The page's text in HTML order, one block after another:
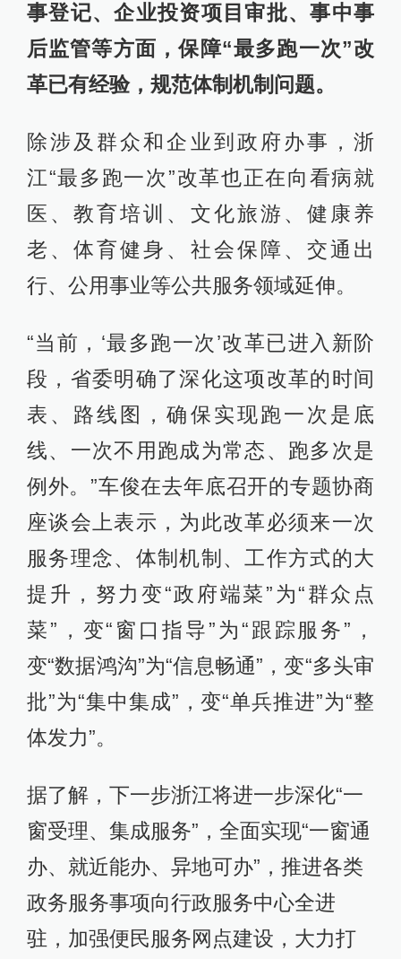
事登记、企业投资项目审批、事中事
后监管等方面，保障“最多跑一次”改
革已有经验，规范体制机制问题。
除涉及群众和企业到政府办事，浙
江“最多跑一次”改革也正在向看病就
医、教育培训、文化旅游、健康养
老、体育健身、社会保障、交通出
行、公用事业等公共服务领域延伸。
“当前，‘最多跑一次’改革已进入新阶
段，省委明确了深化这项改革的时间
表、路线图，确保实现跑一次是底
线、一次不用跑成为常态、跑多次是
例外。”车俊在去年底召开的专题协商
座谈会上表示，为此改革必须来一次
服务理念、体制机制、工作方式的大
提升，努力变“政府端菜”为“群众点
菜”，变“窗口指导”为“跟踪服务”，
变“数据鸿沟”为“信息畅通”，变“多头审
批”为“集中集成”，变“单兵推进”为“整
体发力”。
据了解，下一步浙江将进一步深化“一
窗受理、集成服务”，全面实现“一窗通
办、就近能办、异地可办”，推进各类
政务服务事项向行政服务中心全进
驻，加强便民服务网点建设，大力打